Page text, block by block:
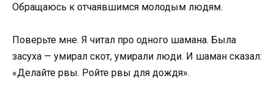
Обращаюсь к отчаявшимся молодым людям.
Поверьте мне. Я читал про одного шамана. Была
засуха — умирал скот, умирали люди. И шаман сказал:
«Делайте рвы. Ройте рвы для дождя».